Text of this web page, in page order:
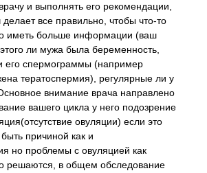
и выполнять его рекомендации,
все правильно, чтобы что-то
иметь больше информации (ваш
ли мужа была беременность,
его спермограммы (например
тератоспермия), регулярные ли у
внимание врача направлено
вашего цикла у него подозрение
овуляции) если это
причиной как и
но проблемы с овуляцией как
решаются, в общем обследование